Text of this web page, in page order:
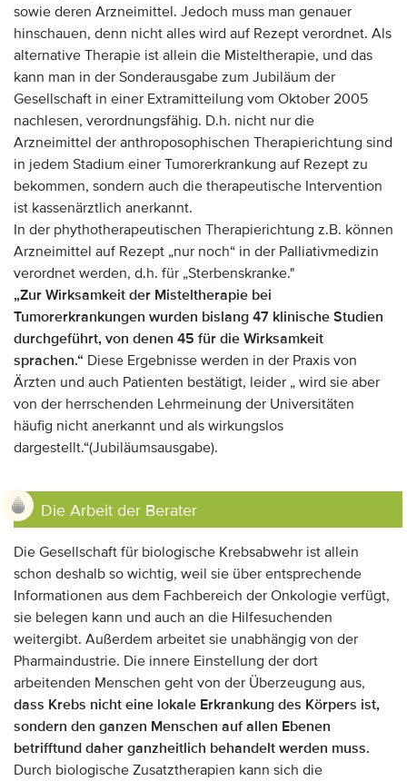
sowie deren Arzneimittel. Jedoch muss man genauer
hinschauen, denn nicht alles wird auf Rezept verordnet. Als
alternative Therapie ist allein die Misteltherapie, und das
kann man in der Sonderausgabe zum Jubiläum der
Gesellschaft in einer Extramitteilung vom Oktober 2005
nachlesen, verordnungsfähig. D.h. nicht nur die
Arzneimittel der anthroposophischen Therapierichtung sind
in jedem Stadium einer Tumorerkrankung auf Rezept zu
bekommen, sondern auch die therapeutische Intervention
ist kassenärztlich anerkannt.
In der phythotherapeutischen Therapierichtung z.B. können
Arzneimittel auf Rezept „nur noch“ in der Palliativmedizin
verordnet werden, d.h. für „Sterbenskranke."
„Zur Wirksamkeit der Misteltherapie bei
Tumorerkrankungen wurden bislang 47 klinische Studien
durchgeführt, von denen 45 für die Wirksamkeit
sprachen.“ Diese Ergebnisse werden in der Praxis von
Ärzten und auch Patienten bestätigt, leider „ wird sie aber
von der herrschenden Lehrmeinung der Universitäten
häufig nicht anerkannt und als wirkungslos
dargestellt.“(Jubiläumsausgabe).
Die Arbeit der Berater
Die Gesellschaft für biologische Krebsabwehr ist allein
schon deshalb so wichtig, weil sie über entsprechende
Informationen aus dem Fachbereich der Onkologie verfügt,
sie belegen kann und auch an die Hilfesuchenden
weitergibt. Außerdem arbeitet sie unabhängig von der
Pharmaindustrie. Die innere Einstellung der dort
arbeitenden Menschen geht von der Überzeugung aus,
dass Krebs nicht eine lokale Erkrankung des Körpers ist,
sondern den ganzen Menschen auf allen Ebenen
betrifftund daher ganzheitlich behandelt werden muss.
Durch biologische Zusatztherapien kann sich die